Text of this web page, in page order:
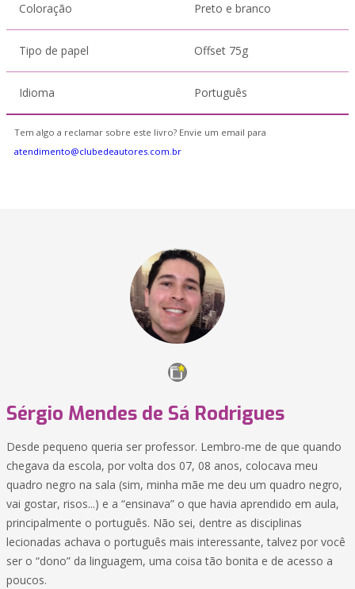
Coloração Preto e branco
Tipo de papel Offset 75g
Idioma Português
Tem algo a reclamar sobre este livro? Envie um email para
atendimento@clubedeautores.com.br
Sérgio Mendes de Sá Rodrigues
Desde pequeno queria ser professor. Lembro-me de que quando
chegava da escola, por volta dos 07, 08 anos, colocava meu
quadro negro na sala (sim, minha mãe me deu um quadro negro,
vai gostar, risos...) e a “ensinava” o que havia aprendido em aula,
principalmente o português. Não sei, dentre as disciplinas
lecionadas achava o português mais interessante, talvez por você
ser o “dono” da linguagem, uma coisa tão bonita e de acesso a
poucos.